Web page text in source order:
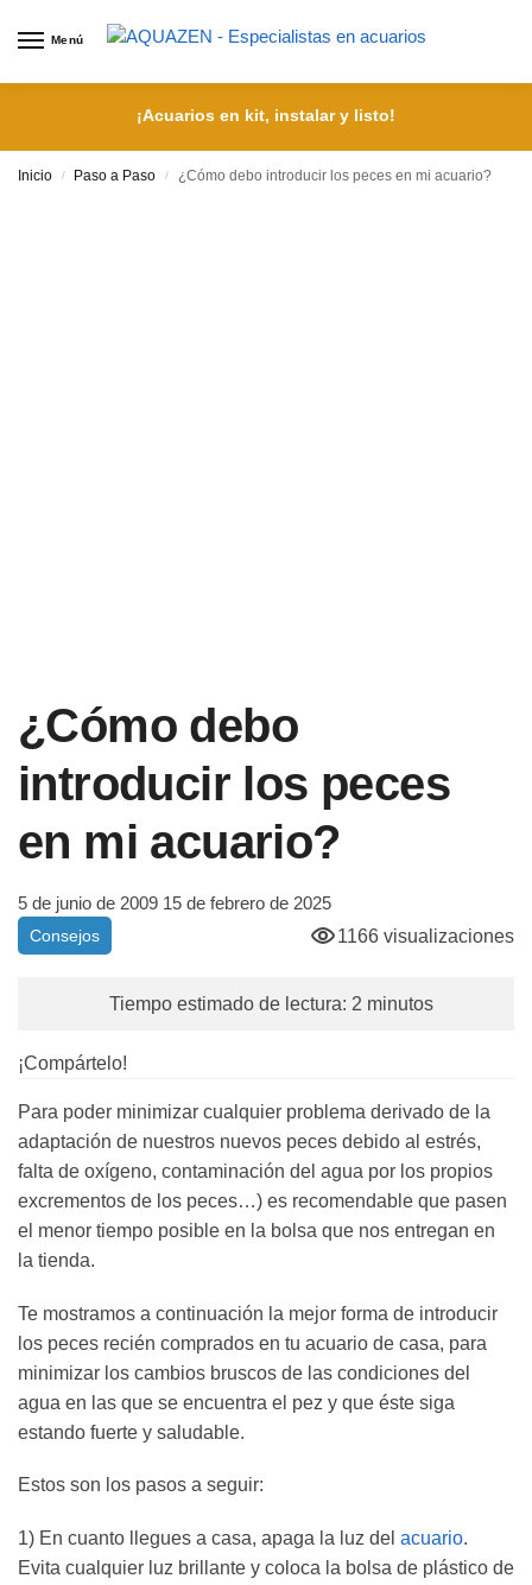
Menú
¡Acuarios en kit, instalar y listo!
Inicio / Paso a Paso / ¿Cómo debo introducir los peces en mi acuario?
¿Cómo debo
introducir los peces
en mi acuario?
5 de junio de 2009 15 de febrero de 2025
Consejos 1166 visualizaciones
Tiempo estimado de lectura: 2 minutos
¡Compártelo!
Para poder minimizar cualquier problema derivado de la
adaptación de nuestros nuevos peces debido al estrés,
falta de oxígeno, contaminación del agua por los propios
excrementos de los peces…) es recomendable que pasen
el menor tiempo posible en la bolsa que nos entregan en
la tienda.
Te mostramos a continuación la mejor forma de introducir
los peces recién comprados en tu acuario de casa, para
minimizar los cambios bruscos de las condiciones del
agua en las que se encuentra el pez y que éste siga
estando fuerte y saludable.
Estos son los pasos a seguir:
1) En cuanto llegues a casa, apaga la luz del acuario.
Evita cualquier luz brillante y coloca la bolsa de plástico de